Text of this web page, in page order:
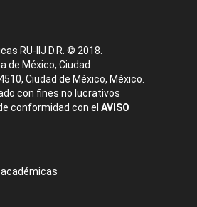
RU-IIJ D.R. © 2018.
de México, Ciudad
Ciudad de México, México.
con fines no lucrativos
conformidad con el AVISO